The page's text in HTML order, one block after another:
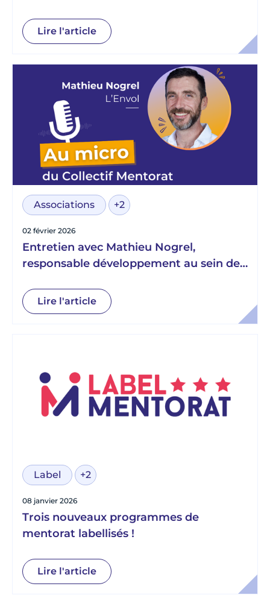
sein de l’association Aréli
Lire l'article
Associations +2
02 février 2026
Entretien avec Mathieu Nogrel,
responsable développement au sein de
Lire l'article
Label +2
08 janvier 2026
Trois nouveaux programmes de
mentorat labellisés !
Lire l'article